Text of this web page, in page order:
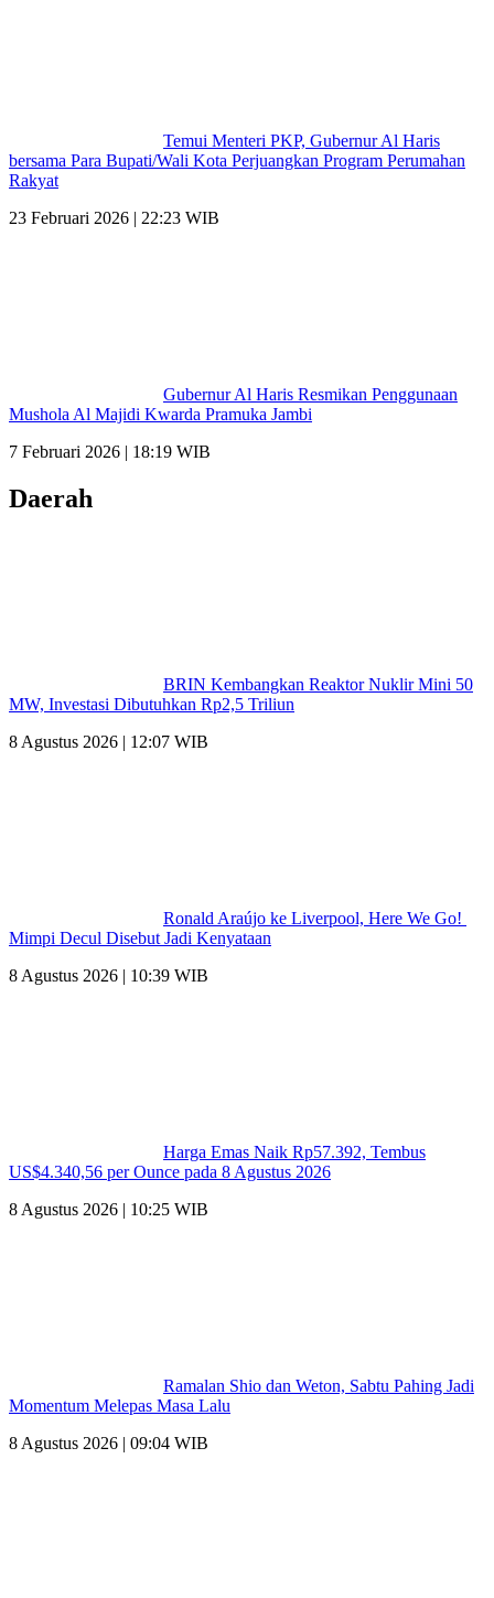
Temui Menteri PKP, Gubernur Al Haris
bersama Para Bupati/Wali Kota Perjuangkan Program Perumahan
Rakyat
23 Februari 2026 | 22:23 WIB
Gubernur Al Haris Resmikan Penggunaan
Mushola Al Majidi Kwarda Pramuka Jambi
7 Februari 2026 | 18:19 WIB
Daerah
BRIN Kembangkan Reaktor Nuklir Mini 50
MW, Investasi Dibutuhkan Rp2,5 Triliun
8 Agustus 2026 | 12:07 WIB
Ronald Araújo ke Liverpool, Here We Go!
Mimpi Decul Disebut Jadi Kenyataan
8 Agustus 2026 | 10:39 WIB
Harga Emas Naik Rp57.392, Tembus
US$4.340,56 per Ounce pada 8 Agustus 2026
8 Agustus 2026 | 10:25 WIB
Ramalan Shio dan Weton, Sabtu Pahing Jadi
Momentum Melepas Masa Lalu
8 Agustus 2026 | 09:04 WIB